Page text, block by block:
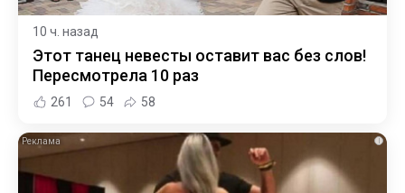
10 ч. назад
Этот танец невесты оставит вас без слов!
Пересмотрела 10 раз
261 54 58
i